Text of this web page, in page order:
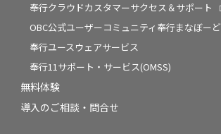
奉行クラウドカスタマーサクセス＆サポート
OBC公式ユーザーコミュニティ奉行まなぼーど
奉行ユースウェアサービス
奉行11サポート・サービス(OMSS)
無料体験
導入のご相談・問合せ